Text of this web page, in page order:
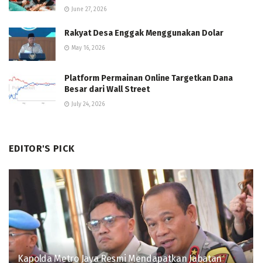
June 27, 2026
Rakyat Desa Enggak Menggunakan Dolar
May 16, 2026
Platform Permainan Online Targetkan Dana
Besar dari Wall Street
July 24, 2026
EDITOR'S PICK
Kapolda Metro Jaya Resmi Mendapatkan Jabatan